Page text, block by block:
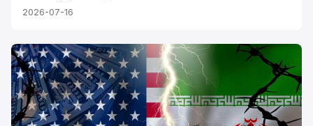
2026-07-16